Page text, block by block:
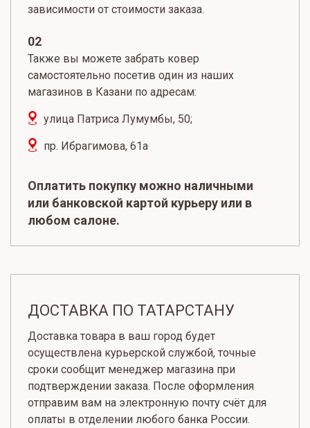
зависимости от стоимости заказа.
02
Также вы можете забрать ковер
самостоятельно посетив один из наших
магазинов в Казани по адресам:
улица Патриса Лумумбы, 50;
пр. Ибрагимова, 61а
Оплатить покупку можно наличными
или банковской картой курьеру или в
любом салоне.
ДОСТАВКА ПО ТАТАРСТАНУ
Доставка товара в ваш город будет
осуществлена курьерской службой, точные
сроки сообщит менеджер магазина при
подтверждении заказа. После оформления
отправим вам на электронную почту счёт для
оплаты в отделении любого банка России.